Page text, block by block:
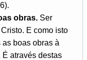
obras. Ser
E como isto
boas obras à
através destas